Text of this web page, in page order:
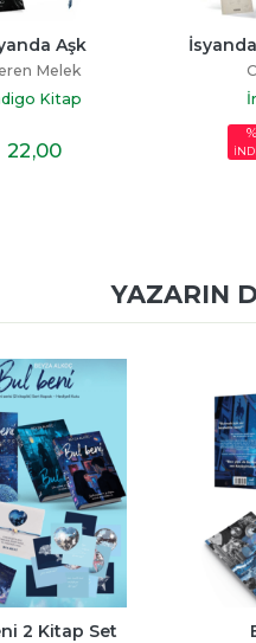
Aşk
Melek
Kitap
22,00
YAZARIN
2 Kitap Set